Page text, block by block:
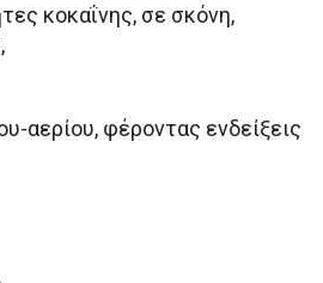
κοκαΐνης, σε σκόνη,
αερίου, φέροντας ενδείξεις